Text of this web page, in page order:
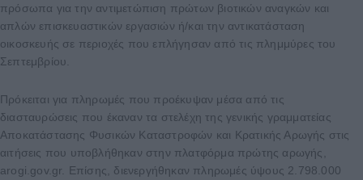
πρόσωπα για την αντιμετώπιση πρώτων βιοτικών αναγκών και
απλών επισκευαστικών εργασιών ή/και την αντικατάσταση
οικοσκευής σε περιοχές που επλήγησαν από τις πλημμύρες του
Σεπτεμβρίου.
Πρόκειται για πληρωμές που προέκυψαν μέσα από τις
διασταυρώσεις που έκαναν τα στελέχη της γενικής γραμματείας
Αποκατάστασης Φυσικών Καταστροφών και Κρατικής Αρωγής στις
αιτήσεις που υποβλήθηκαν στην πλατφόρμα πρώτης αρωγής,
arogi.gov.gr. Επίσης, διενεργήθηκαν πληρωμές ύψους 2.798.000